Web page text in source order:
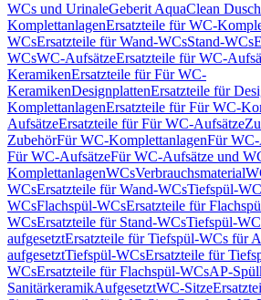
WCs und UrinaleGeberit AquaClean
KomplettanlagenErsatzteile für WC-
WCsErsatzteile für Wand-WCsStand-WCs
WCsWC-AufsätzeErsatzteile für WC-
KeramikenErsatzteile für Für WC-
KeramikenDesignplattenErsatzteile für
KomplettanlagenErsatzteile für Für WC-
AufsätzeErsatzteile für Für WC-Aufsätze
ZubehörFür WC-KomplettanlagenFür
Für WC-AufsätzeFür WC-Aufsätze und
KomplettanlagenWCsVerbrauchsmaterial
WCsErsatzteile für Wand-WCsTiefspül-
WCsFlachspül-WCsErsatzteile für
WCsErsatzteile für Stand-WCsTiefspül-
aufgesetztErsatzteile für Tiefspül-WCs für
aufgesetztTiefspül-WCsErsatzteile für
WCsErsatzteile für Flachspül-WCsAP-
SanitärkeramikAufgesetztWC-Sitze